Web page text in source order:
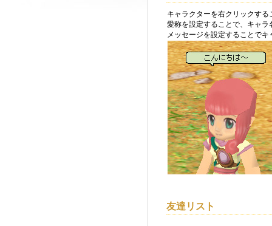
キャラクターを右クリックす
愛称を設定することで、キャ
メッセージを設定することで
友達リスト